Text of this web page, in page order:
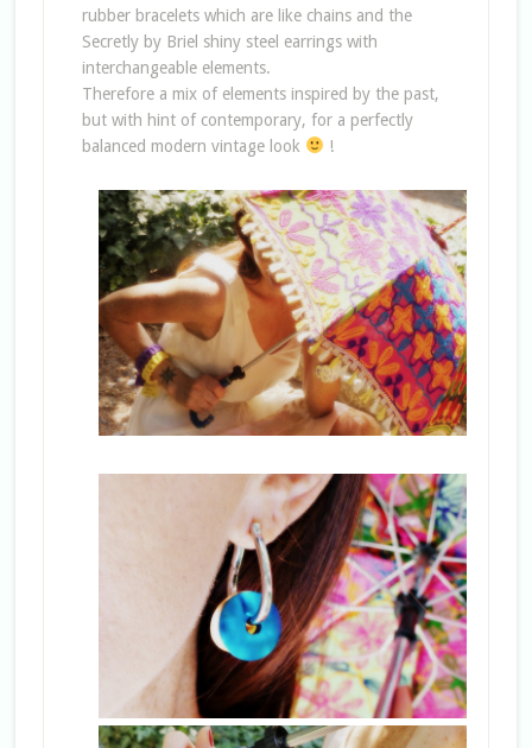
rubber bracelets which are like chains and the
Secretly by Briel shiny steel earrings with
interchangeable elements.
Therefore a mix of elements inspired by the past,
but with hint of contemporary, for a perfectly
balanced modern vintage look
!